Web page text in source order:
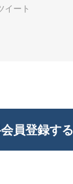
イート
員登録する